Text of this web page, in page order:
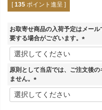
[ 135 ポイント進呈 ]
お取寄せ商品の入荷予定はメー
要する場合がございます。
(
須
原則として当店では、ご注文後
ません。
(
必